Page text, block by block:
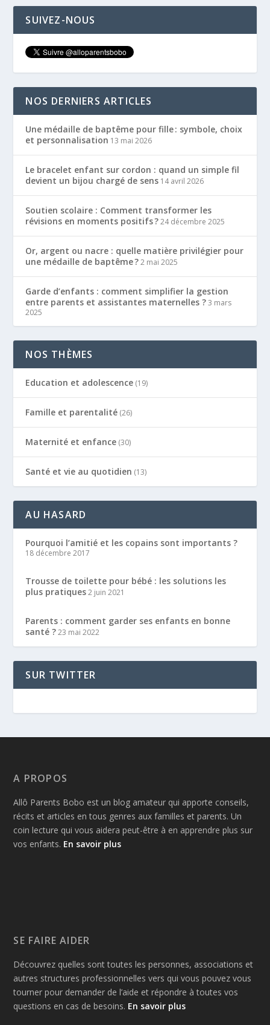
SUIVEZ-NOUS
NOS DERNIERS ARTICLES
Une médaille de baptême pour fille : symbole, choix
et personnalisation 13 mai 2026
Le bracelet enfant sur cordon : quand un simple fil
devient un bijou chargé de sens 14 avril 2026
Soutien scolaire : Comment transformer les
révisions en moments positifs ? 24 décembre 2025
Or, argent ou nacre : quelle matière privilégier pour
une médaille de baptême ? 2 mai 2025
Garde d’enfants : comment simplifier la gestion
entre parents et assistantes maternelles ? 3 mars
2025
NOS THÈMES
Education et adolescence (19)
Famille et parentalité (26)
Maternité et enfance (30)
Santé et vie au quotidien (13)
AU HASARD
Pourquoi l’amitié et les copains sont importants ?
18 décembre 2017
Trousse de toilette pour bébé : les solutions les
plus pratiques2 juin 2021
Parents : comment garder ses enfants en bonne
santé ?23 mai 2022
SUR TWITTER
A PROPOS
Allô Parents Bobo est un blog amateur qui apporte conseils,
récits et articles en tous genres aux familles et parents. Un
coin lecture qui vous aidera peut-être à en apprendre plus sur
vos enfants. En savoir plus
SE FAIRE AIDER
Découvrez quelles sont toutes les personnes, associations et
autres structures professionnelles vers qui vous pouvez vous
tourner pour demander de l’aide et répondre à toutes vos
questions en cas de besoins. En savoir plus